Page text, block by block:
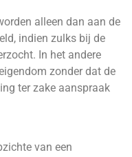
alleen dan aan de
indien zulks bij de
In het andere
zonder dat de
ter zake aanspraak
van een